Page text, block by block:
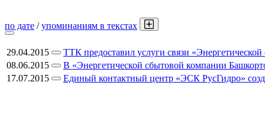
по дате /упоминаниям в текстах
29.04.2015
ТТК предоставил услуги связи
08.06.2015
В «Энергетической сбытовой компании
17.07.2015
Единый контактный центр «ЭСК РусГидро»